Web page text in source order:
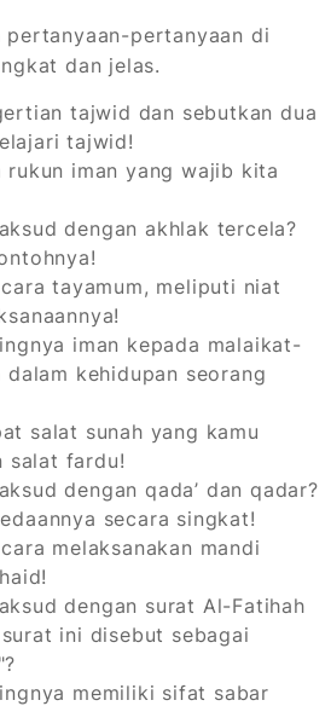
pertanyaan-pertanyaan di
dan jelas.
tajwid dan sebutkan dua
tajwid!
rukun iman yang wajib kita
dengan akhlak tercela?
tayamum, meliputi niat
iman kepada malaikat-
kehidupan seorang
salat sunah yang kamu
salat fardu!
dengan qada’ dan qadar?
secara singkat!
melaksanakan mandi
dengan surat Al-Fatihah
ini disebut sebagai
memiliki sifat sabar